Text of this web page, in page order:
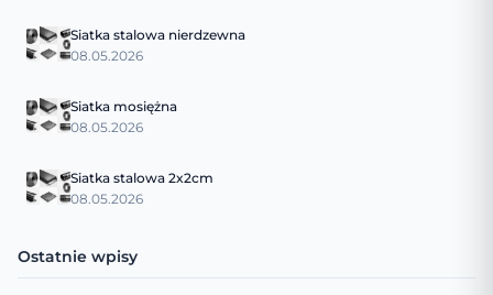
Siatka stalowa nierdzewna
08.05.2026
Siatka mosiężna
08.05.2026
Siatka stalowa 2x2cm
08.05.2026
Ostatnie wpisy